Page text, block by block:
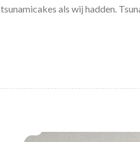
tsunamicakes als wij hadden.